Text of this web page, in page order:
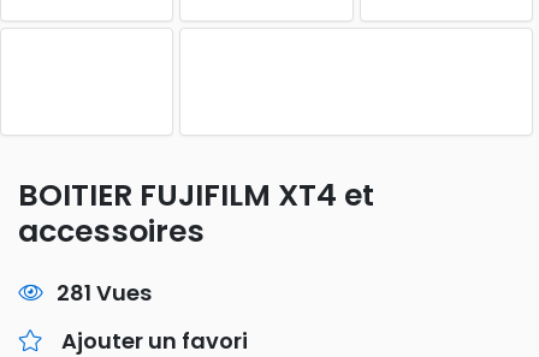
BOITIER FUJIFILM XT4 et
accessoires
281 Vues
Ajouter un favori